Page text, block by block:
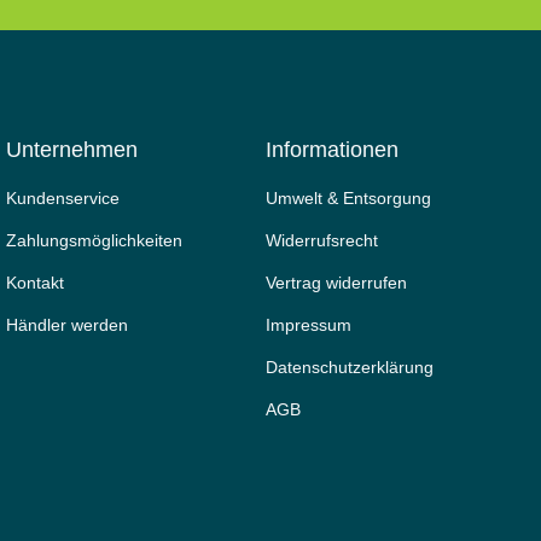
Unternehmen
Kundenservice
Zahlungsmöglichkeiten
Kontakt
Händler werden
Informationen
Umwelt & Entsorgung
Widerrufs­recht
Vertrag widerrufen
Impressum
Daten­schutz­erklärung
AGB